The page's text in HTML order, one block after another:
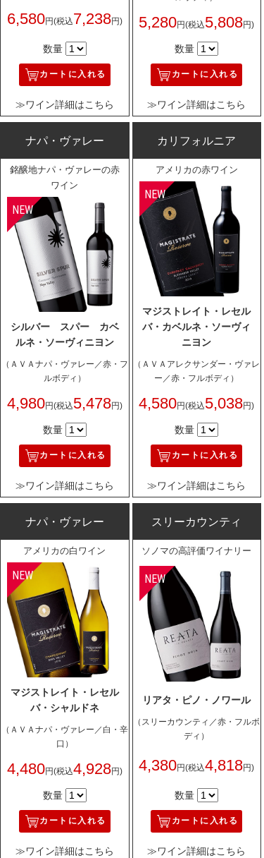
6,580円(税込7,238円)
数量
カートに入れる
≫ワイン詳細はこちら
5,280円(税込5,808円)
数量
カートに入れる
≫ワイン詳細はこちら
ナパ・ヴァレー
銘醸地ナパ・ヴァレーの赤
ワイン
シルバー スパー カベ
ルネ・ソーヴィニヨン
（ＡＶＡナパ・ヴァレー／赤・フ
ルボディ）
4,980円(税込5,478円)
数量
カートに入れる
≫ワイン詳細はこちら
カリフォルニア
アメリカの赤ワイン
マジストレイト・レセル
バ・カベルネ・ソーヴィ
ニヨン
（ＡＶＡアレクサンダー・ヴァレ
ー／赤・フルボディ）
4,580円(税込5,038円)
数量
カートに入れる
≫ワイン詳細はこちら
ナパ・ヴァレー
アメリカの白ワイン
マジストレイト・レセル
バ・シャルドネ
（ＡＶＡナパ・ヴァレー／白・辛
口）
4,480円(税込4,928円)
数量
カートに入れる
≫ワイン詳細はこちら
スリーカウンティ
ソノマの高評価ワイナリー
リアタ・ピノ・ノワール
（スリーカウンティ／赤・フルボ
ディ）
4,380円(税込4,818円)
数量
カートに入れる
≫ワイン詳細はこちら